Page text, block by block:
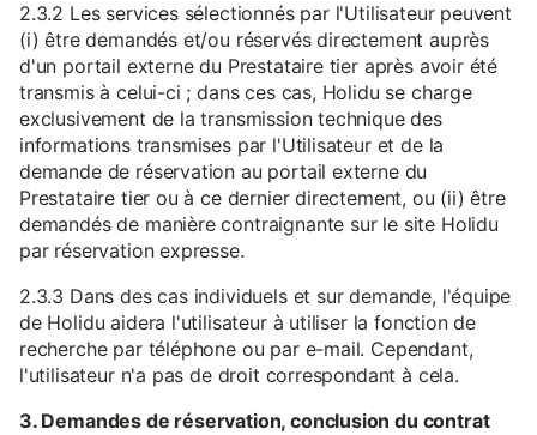
2.3.2 Les services sélectionnés par l'Utilisateur peuvent
(i) être demandés et/ou réservés directement auprès
d'un portail externe du Prestataire tier après avoir été
transmis à celui-ci ; dans ces cas, Holidu se charge
exclusivement de la transmission technique des
informations transmises par l'Utilisateur et de la
demande de réservation au portail externe du
Prestataire tier ou à ce dernier directement, ou (ii) être
demandés de manière contraignante sur le site Holidu
par réservation expresse.
2.3.3 Dans des cas individuels et sur demande, l'équipe
de Holidu aidera l'utilisateur à utiliser la fonction de
recherche par téléphone ou par e-mail. Cependant,
l'utilisateur n'a pas de droit correspondant à cela.
3. Demandes de réservation, conclusion du contrat